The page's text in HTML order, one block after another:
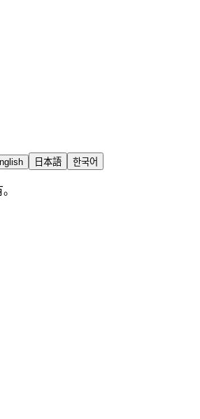
日本語 한국어